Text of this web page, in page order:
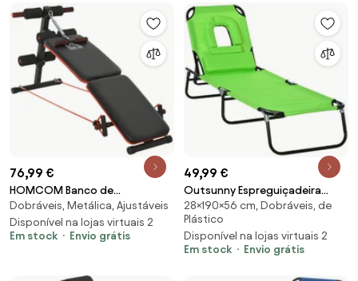
Portugal
76,99 €
HOMCOM Banco de
Abdominais Dobrável Ajustável
em Altura com Cordas Elásticas
137x51x50-66 cm Preto e
Dobráveis, Metálica, Ajustáveis
Disponível na lojas virtuais 2
Em stock
Envio grátis
49,99 €
Outsunny Espreguiçadeira
Jardim Espreguiçadeira de Praia
Dobrável Ajustável 4 Posições
Terraço Conforto Almofada
190x56x28 cm Verde | Aosom
28×190×56 cm, Dobráveis, de
Plástico
Disponível na lojas virtuais 2
Em stock
Envio grátis